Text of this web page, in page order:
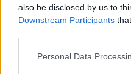
also be disclosed by us to
Downstream Participants
Personal Data